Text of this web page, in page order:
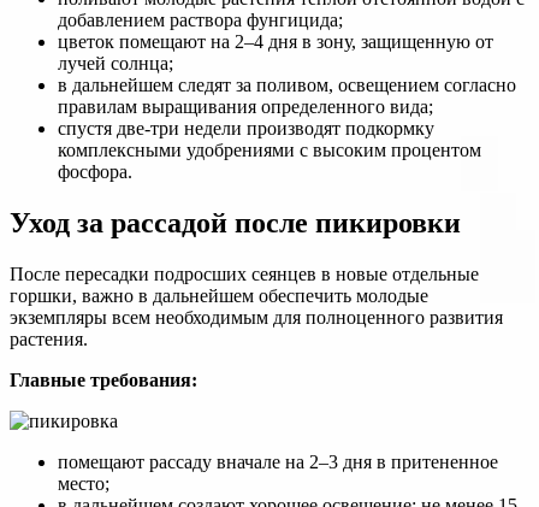
добавлением раствора фунгицида;
цветок помещают на 2–4 дня в зону, защищенную от
лучей солнца;
в дальнейшем следят за поливом, освещением согласно
правилам выращивания определенного вида;
спустя две-три недели производят подкормку
комплексными удобрениями с высоким процентом
фосфора.
Уход за рассадой после пикировки
После пересадки подросших сеянцев в новые отдельные
горшки, важно в дальнейшем обеспечить молодые
экземпляры всем необходимым для полноценного развития
растения.
Главные требования:
помещают рассаду вначале на 2–3 дня в притененное
место;